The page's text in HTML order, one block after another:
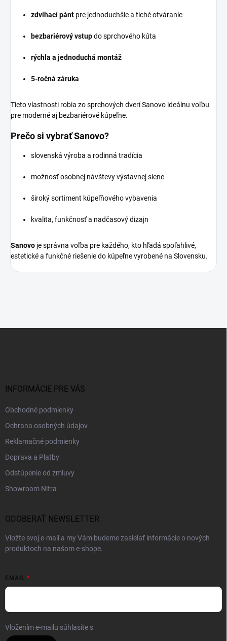
zdvíhací pánt pre jednoduchšie a tiché otváranie
bezbariérový vstupdo sprchového kúta
rýchla a jednoduchá montáž
5-ročná záruka
Tieto vlastnosti robia zo sprchových dverí Sanovo ideálnu voľbu
pre moderné aj bezbariérové kúpeľne.
Prečo si vybrať Sanovo?
slovenská výroba a rodinná tradícia
možnosť osobnej návštevy výstavnej siene
široký sortiment kúpeľňového vybavenia
kvalita, funkčnosť a nadčasový dizajn
Sanovo je správna voľba pre každého, kto hľadá spoľahlivé,
estetické a funkčné riešenie do kúpeľne vyrobené na Slovensku.
INFORMÁCIE PRE VÁS
Obchodné podmienky
Ochrana osobných údajov
Reklamačné podmienky
Doprava a Platby
Odstúpenie od zmluvy
Showroom Nitra
ODOBERAŤ NEWSLETTER
Vložte svoj e-mail a my Vám budeme zasielať informácie o nových
produktoch na našom e-shope.
EMAIL
Vložením e-mailu súhlasíte s